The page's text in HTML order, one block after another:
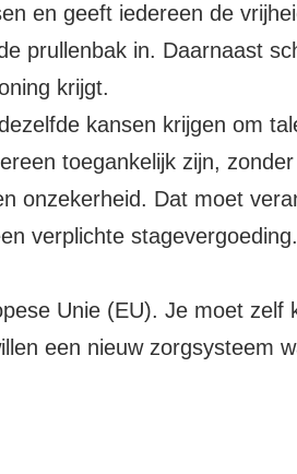
en geeft iedereen de
prullenbak in. Daarnaast
krijgt.
kansen krijgen om
toegankelijk zijn,
onzekerheid. Dat moet
verplichte
Unie (EU). Je moet zelf
een nieuw zorgsysteem